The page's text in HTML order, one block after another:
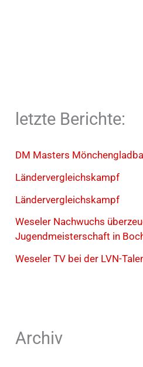
letzte Berichte:
DM Masters
Ländervergleichskampf
Ländervergleichskampf
Weseler Nachwuchs
Jugendmeisterschaft in
Weseler TV bei der LVN-
Archiv